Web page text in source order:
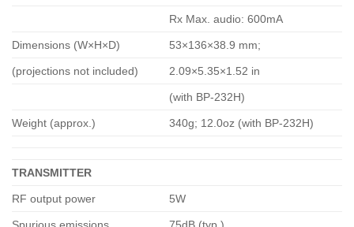
Rx Max. audio: 600mA
Dimensions (W×H×D) 53×136×38.9 mm;
(projections not included) 2.09×5.35×1.52 in
(with BP-232H)
Weight (approx.) 340g; 12.0oz (with BP-232H)
TRANSMITTER
RF output power 5W
Spurious emissions 75dB (typ.)